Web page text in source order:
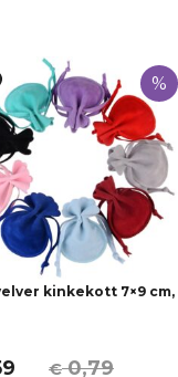
%
kinkekott 7×9 cm,
€0,79